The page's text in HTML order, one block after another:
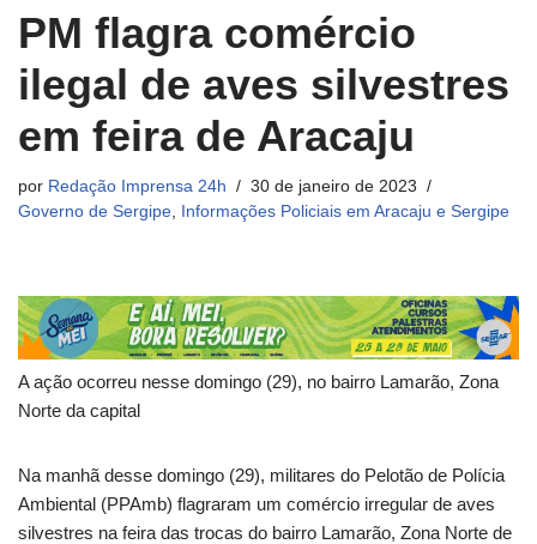
PM flagra comércio
ilegal de aves silvestres
em feira de Aracaju
por Redação Imprensa 24h
30 de janeiro de 2023
Governo de Sergipe, Informações Policiais em Aracaju e Sergipe
A ação ocorreu nesse domingo (29), no bairro Lamarão, Zona
Norte da capital
Na manhã desse domingo (29), militares do Pelotão de Polícia
Ambiental (PPAmb) flagraram um comércio irregular de aves
silvestres na feira das trocas do bairro Lamarão, Zona Norte de